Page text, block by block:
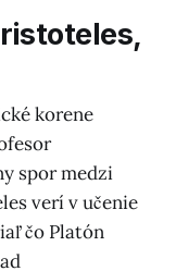
korene
spor medzi
verí v učenie
čo Platón